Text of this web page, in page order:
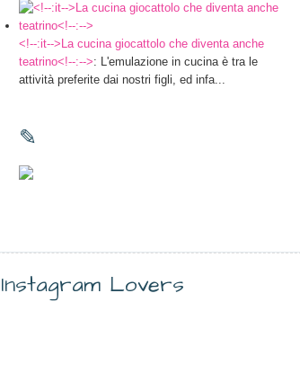
<!--:it-->La cucina giocattolo che diventa anche
teatrino<!--:-->: L'emulazione in cucina è tra le
attività preferite dai nostri figli, ed infa...
✎
Instagram Lovers